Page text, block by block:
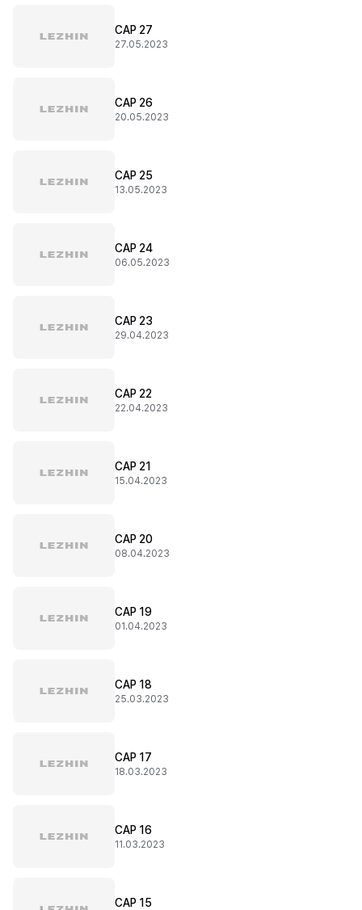
CAP 27
27.05.2023
CAP 26
20.05.2023
CAP 25
13.05.2023
CAP 24
06.05.2023
CAP 23
29.04.2023
CAP 22
22.04.2023
CAP 21
15.04.2023
CAP 20
08.04.2023
CAP 19
01.04.2023
CAP 18
25.03.2023
CAP 17
18.03.2023
CAP 16
11.03.2023
CAP 15